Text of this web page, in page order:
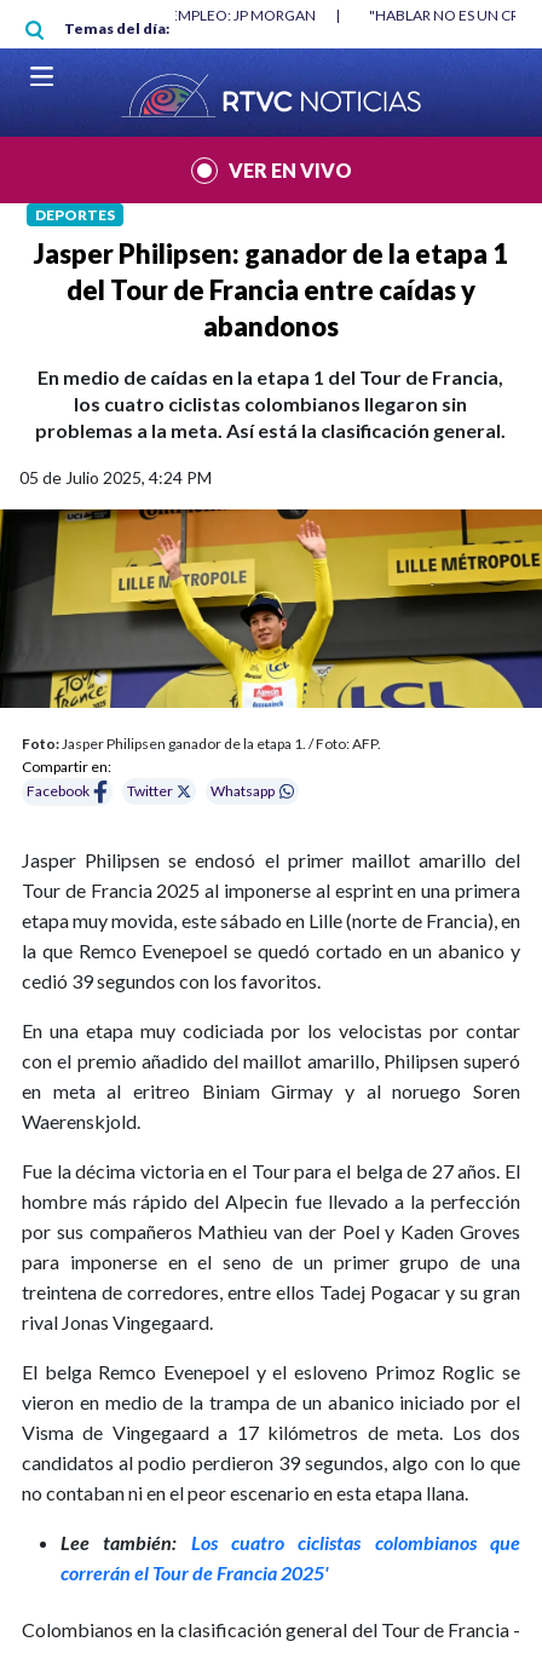
Pasar al contenido principal
Temas del día:
"HABLAR NO ES UN CRIMEN": CARTA DE BETO CORAL |
VER EN VIVO
DEPORTES
Jasper Philipsen: ganador de la etapa 1
del Tour de Francia entre caídas y
abandonos
En medio de caídas en la etapa 1 del Tour de Francia,
los cuatro ciclistas colombianos llegaron sin
problemas a la meta. Así está la clasificación general.
05 de Julio 2025, 4:24 PM
Foto: Jasper Philipsen ganador de la etapa 1. / Foto: AFP.
Compartir en:
Facebook
Twitter Whatsapp
Jasper Philipsen se endosó el primer maillot amarillo del
Tour de Francia 2025 al imponerse al esprint en una primera
etapa muy movida, este sábado en Lille (norte de Francia), en
la que Remco Evenepoel se quedó cortado en un abanico y
cedió 39 segundos con los favoritos.
En una etapa muy codiciada por los velocistas por contar
con el premio añadido del maillot amarillo, Philipsen superó
en meta al eritreo Biniam Girmay y al noruego Soren
Waerenskjold.
Fue la décima victoria en el Tour para el belga de 27 años. El
hombre más rápido del Alpecin fue llevado a la perfección
por sus compañeros Mathieu van der Poel y Kaden Groves
para imponerse en el seno de un primer grupo de una
treintena de corredores, entre ellos Tadej Pogacar y su gran
rival Jonas Vingegaard.
El belga Remco Evenepoel y el esloveno Primoz Roglic se
vieron en medio de la trampa de un abanico iniciado por el
Visma de Vingegaard a 17 kilómetros de meta. Los dos
candidatos al podio perdieron 39 segundos, algo con lo que
no contaban ni en el peor escenario en esta etapa llana.
Lee también: Los cuatro ciclistas colombianos que
correrán el Tour de Francia 2025'
Colombianos en la clasificación general del Tour de Francia -